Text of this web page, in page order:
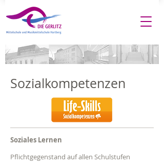
Sozialkompetenzen
Soziales Lernen
Pflichtgegenstand auf allen Schulstufen